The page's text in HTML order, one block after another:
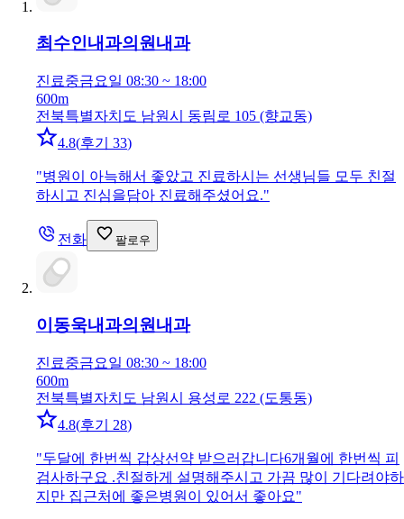
최수인내과의원내과
진료중금요일 08:30 ~ 18:00
600m
전북특별자치도 남원시 동림로 105 (향교동)
4.8(후기 33)
"병원이 아늑해서 좋았고 진료하시는 선생님들 모두 친절
하시고 진심을담아 진료해주셨어요."
전화 팔로우
이동욱내과의원 내과
진료중금요일 08:30 ~ 18:00
600m
전북특별자치도 남원시 용성로 222 (도통동)
4.8(후기 28)
"두달에 한번씩 갑상선약 받으러갑니다6개월에 한번씩 피
검사하구요 .친절하게 설명해주시고 가끔 많이 기다려야하
지만 집근처에 좋은병원이 있어서 좋아요"